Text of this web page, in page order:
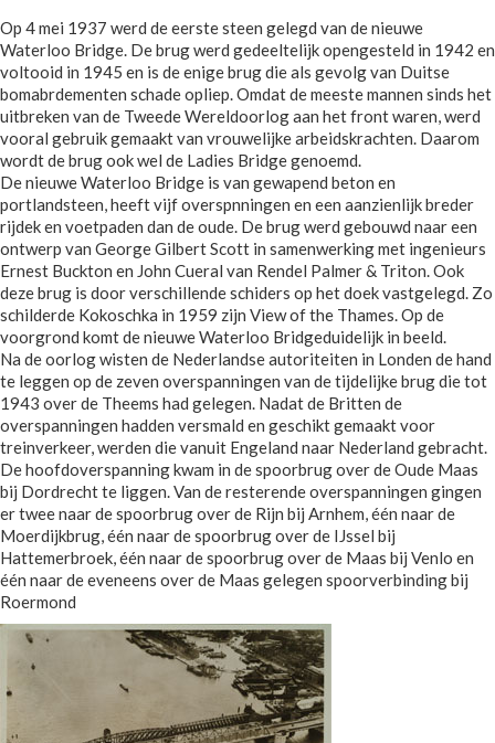
Op 4 mei 1937 werd de eerste steen gelegd van de nieuwe
Waterloo Bridge. De brug werd gedeeltelijk opengesteld in 1942 en
voltooid in 1945 en is de enige brug die als gevolg van Duitse
bomabrdementen schade opliep. Omdat de meeste mannen sinds het
uitbreken van de Tweede Wereldoorlog aan het front waren, werd
vooral gebruik gemaakt van vrouwelijke arbeidskrachten. Daarom
wordt de brug ook wel de Ladies Bridge genoemd.
De nieuwe Waterloo Bridge is van gewapend beton en
portlandsteen, heeft vijf overspnningen en een aanzienlijk breder
rijdek en voetpaden dan de oude. De brug werd gebouwd naar een
ontwerp van George Gilbert Scott in samenwerking met ingenieurs
Ernest Buckton en John Cueral van Rendel Palmer & Triton. Ook
deze brug is door verschillende schiders op het doek vastgelegd. Zo
schilderde Kokoschka in 1959 zijn View of the Thames. Op de
voorgrond komt de nieuwe Waterloo Bridgeduidelijk in beeld.
Na de oorlog wisten de Nederlandse autoriteiten in Londen de hand
te leggen op de zeven overspanningen van de tijdelijke brug die tot
1943 over de Theems had gelegen. Nadat de Britten de
overspanningen hadden versmald en geschikt gemaakt voor
treinverkeer, werden die vanuit Engeland naar Nederland gebracht.
De hoofdoverspanning kwam in de spoorbrug over de Oude Maas
bij Dordrecht te liggen. Van de resterende overspanningen gingen
er twee naar de spoorbrug over de Rijn bij Arnhem, één naar de
Moerdijkbrug, één naar de spoorbrug over de IJssel bij
Hattemerbroek, één naar de spoorbrug over de Maas bij Venlo en
één naar de eveneens over de Maas gelegen spoorverbinding bij
Roermond